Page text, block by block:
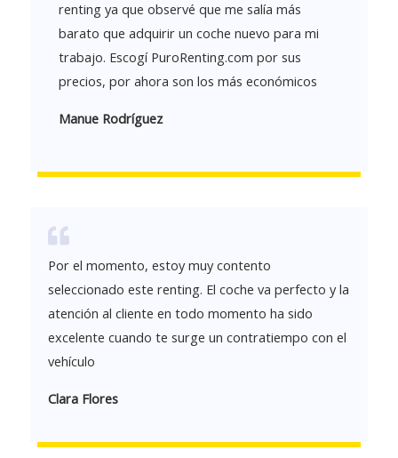
renting ya que observé que me salía más
barato que adquirir un coche nuevo para mi
trabajo. Escogí PuroRenting.com por sus
precios, por ahora son los más económicos
Manue Rodríguez
Por el momento, estoy muy contento
seleccionado este renting. El coche va perfecto y la
atención al cliente en todo momento ha sido
excelente cuando te surge un contratiempo con el
vehículo
Clara Flores